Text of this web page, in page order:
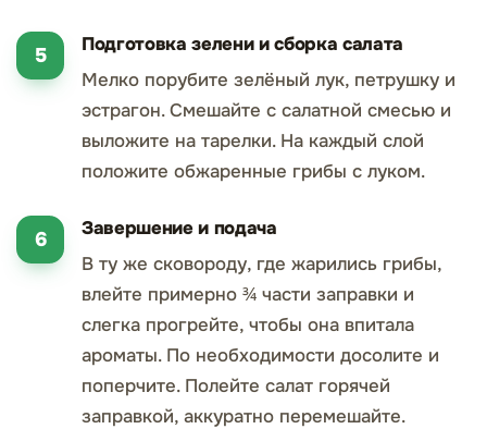
Подготовка зелени и сборка салата
Мелко порубите зелёный лук, петрушку и
эстрагон. Смешайте с салатной смесью и
выложите на тарелки. На каждый слой
положите обжаренные грибы с луком.
Завершение и подача
В ту же сковороду, где жарились грибы,
влейте примерно ¾ части заправки и
слегка прогрейте, чтобы она впитала
ароматы. По необходимости досолите и
поперчите. Полейте салат горячей
заправкой, аккуратно перемешайте.